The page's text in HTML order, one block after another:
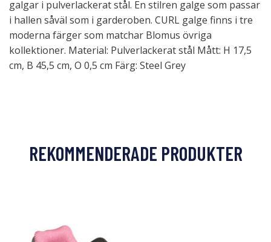
galgar i pulverlackerat stål. En stilren galge som passar
i hallen såväl som i garderoben. CURL galge finns i tre
moderna färger som matchar Blomus övriga
kollektioner. Material: Pulverlackerat stål Mått: H 17,5
cm, B 45,5 cm, O 0,5 cm Färg: Steel Grey
REKOMMENDERADE PRODUKTER